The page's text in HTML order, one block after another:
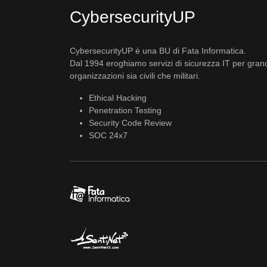
CybersecurityUP
CybersecurityUP è una BU di Fata Informatica.
Dal 1994 eroghiamo servizi di sicurezza IT per
organizzazioni sia civili che militari.
Ethical Hacking
Penetration Testing
Security Code Review
SOC 24x7